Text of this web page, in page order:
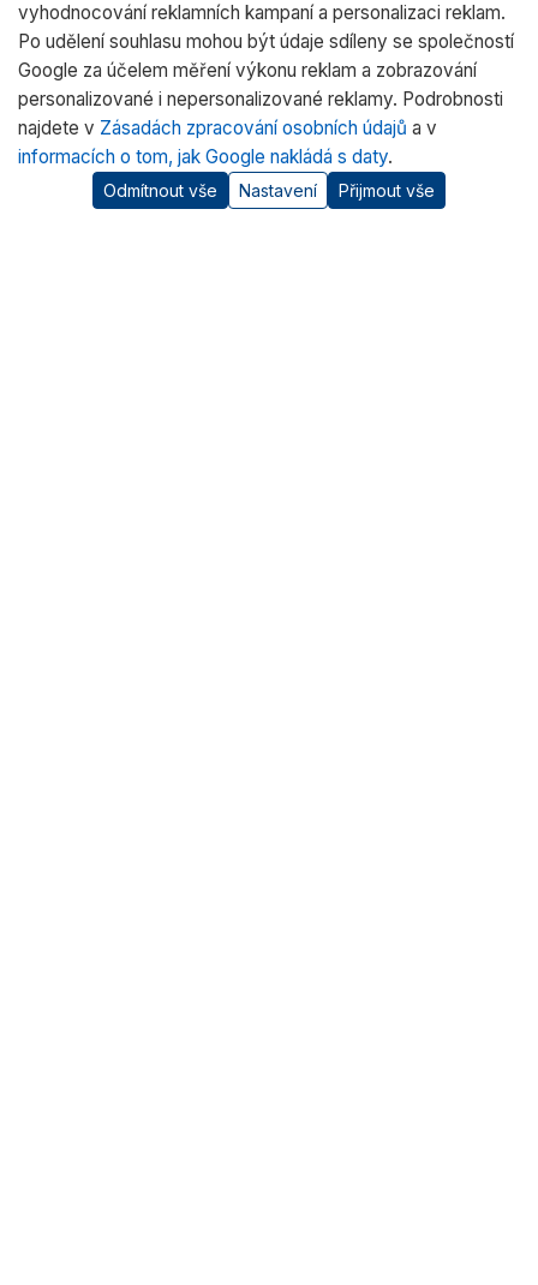
vyhodnocování reklamních kampaní a personalizaci reklam.
Po udělení souhlasu mohou být údaje sdíleny se společností
Google za účelem měření výkonu reklam a zobrazování
personalizované i nepersonalizované reklamy. Podrobnosti
najdete v Zásadách zpracování osobních údajů a v
informacích o tom, jak Google nakládá s daty.
Odmítnout vše Nastavení Přijmout vše